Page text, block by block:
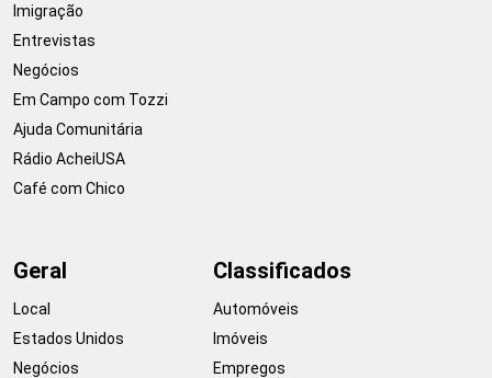
Imigração
Entrevistas
Negócios
Em Campo com Tozzi
Ajuda Comunitária
Rádio AcheiUSA
Café com Chico
Geral
Local
Estados Unidos
Negócios
Classificados
Automóveis
Imóveis
Empregos